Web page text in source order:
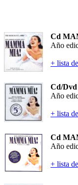
Cd
Año
+ lista
Cd/
Año
+ lista
Cd
Año
+ lista